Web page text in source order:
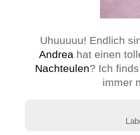
Uhuuuuu! Endlich
Andrea hat einen
Nachteulen? Ich
immer